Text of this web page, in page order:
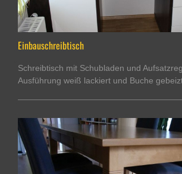
Einbauschreibtisch
Schreibtisch mit Schubladen und
Ausführung weiß lackiert und Buche